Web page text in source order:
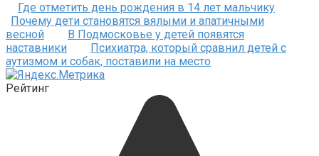
Где отметить день рождения в 14 лет мальчику
Почему дети становятся вялыми и апатичными
весной
В Подмосковье у детей появятся
наставники
Психиатра, который сравнил детей с
аутизмом и собак, поставили на место
Рейтинг